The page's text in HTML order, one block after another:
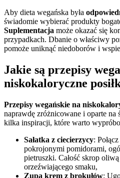
Aby dieta wegańska była
świadomie wybierać produkty
Suplementacja może okazać się
przypadkach. Dbanie o właściwy
pomoże uniknąć niedoborów i
Jakie są przepisy
niskokaloryczne
Przepisy wegańskie na
naprawdę zróżnicowane i oparte na
kilka inspiracji, które warto
Sałatka z ciecierzycy:
pokrojonymi pomidorami,
pietruszki. Całość skrop
orzeźwiającego smaku,
Zupa krem z brokułów: